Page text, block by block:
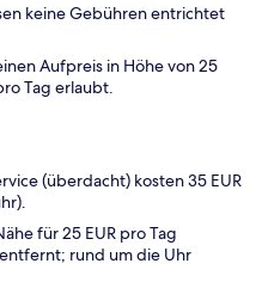
keine Gebühren entrichtet
Aufpreis in Höhe von 25
Tag erlaubt.
(überdacht) kosten 35 EUR
für 25 EUR pro Tag
rund um die Uhr